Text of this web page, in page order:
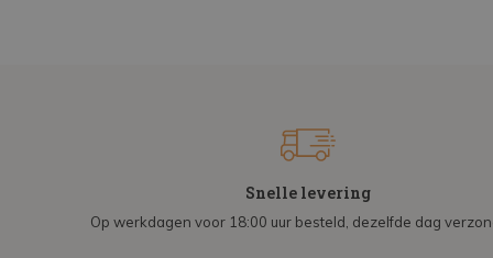
Snelle levering
Op werkdagen voor 18:00 uur besteld, dezelfde dag